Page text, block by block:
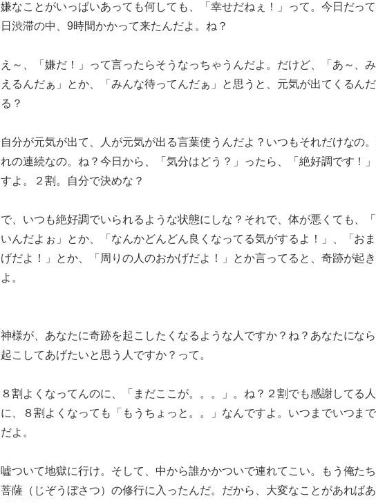
嫌なことがいっぱいあっても何しても、「幸せだねぇ！」って。今日だっ
日渋滞の中、9時間かかって来たんだよ。ね？
え～、「嫌だ！」って言ったらそうなっちゃうんだよ。だけど、「あ～、
えるんだぁ」とか、「みんな待ってんだぁ」と思うと、元気が出てくるん
る？
自分が元気が出て、人が元気が出る言葉使うんだよ？いつもそれだけなの
れの連続なの。ね？今日から、「気分はどう？」ったら、「絶好調です！
すよ。２割。自分で決めな？
で、いつも絶好調でいられるような状態にしな？それで、体が悪くても、
いんだよぉ」とか、「なんかどんどん良くなってる気がするよ！」、「お
げだよ！」とか、「周りの人のおかげだよ！」とか言ってると、奇跡が起
よ。
神様が、あなたに奇跡を起こしたくなるような人ですか？ね？あなたにな
起こしてあげたいと思う人ですか？って。
８割よくなってんのに、「まだここが。。。」。ね？２割でも感謝してる
に、８割よくなっても「もうちょっと。。」なんですよ。いつまでいつま
だよ。
嘘ついて地獄に行け。そして、中から誰かかついで連れてこい。もう俺た
菩薩（じぞうぼさつ）の修行に入ったんだ。だから、大変なことがあればあ